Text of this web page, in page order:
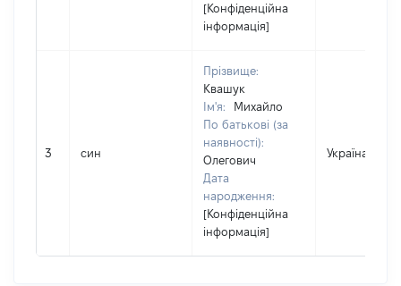
[Конфіденційна
інформація]
3 син
Прізвище:
Квашук
Ім'я:
Михайло
По батькові (за
наявності):
Олегович
Дата
народження:
[Конфіденційна
інформація]
Україна